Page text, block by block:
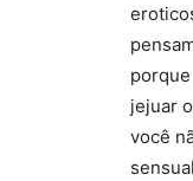
jejuar
você